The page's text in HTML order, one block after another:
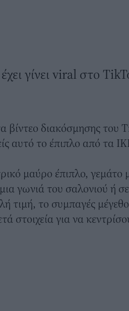
γίνει viral στο
βίντεο διακόσμησης του
αυτό το έπιπλο από τα
μαύρο έπιπλο, γεμάτο
γωνιά του σαλονιού ή σε
τιμή, το συμπαγές
στοιχεία για να